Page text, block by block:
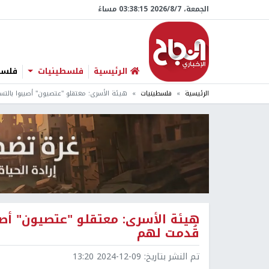
الجمعة، 7/‏8/‏2026 03:38:16 مساءً
الرئيسية فلسطينيات
الرئيسية فلسطينيات هيئة الأسرى: معتقلو "عتصيون" أصيبوا
هيئة الأسرى: معتقلو "عتصيون"
قُدمت لهم
تم النشر بتاريخ: 2024-12-09 13:20